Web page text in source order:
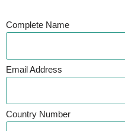
Complete Name
Email Address
Country Number